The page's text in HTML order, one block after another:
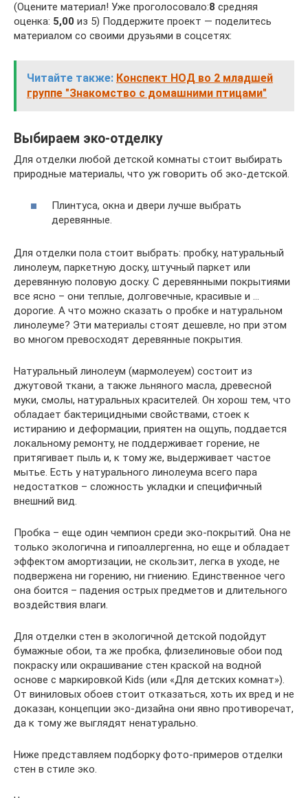
(Оцените материал! Уже проголосовало:8 средняя
оценка: 5,00 из 5) Поддержите проект — поделитесь
материалом со своими друзьями в соцсетях:
Читайте также: Конспект НОД во 2 младшей
группе "Знакомство с домашними птицами"
Выбираем эко-отделку
Для отделки любой детской комнаты стоит выбирать
природные материалы, что уж говорить об эко-детской.
Плинтуса, окна и двери лучше выбрать
деревянные.
Для отделки пола стоит выбрать: пробку, натуральный
линолеум, паркетную доску, штучный паркет или
деревянную половую доску. С деревянными покрытиями
все ясно – они теплые, долговечные, красивые и …
дорогие. А что можно сказать о пробке и натуральном
линолеуме? Эти материалы стоят дешевле, но при этом
во многом превосходят деревянные покрытия.
Натуральный линолеум (мармолеуем) состоит из
джутовой ткани, а также льняного масла, древесной
муки, смолы, натуральных красителей. Он хорош тем, что
обладает бактерицидными свойствами, стоек к
истиранию и деформации, приятен на ощупь, поддается
локальному ремонту, не поддерживает горение, не
притягивает пыль и, к тому же, выдерживает частое
мытье. Есть у натурального линолеума всего пара
недостатков – сложность укладки и специфичный
внешний вид.
Пробка – еще один чемпион среди эко-покрытий. Она не
только экологична и гипоаллергенна, но еще и обладает
эффектом амортизации, не скользит, легка в уходе, не
подвержена ни горению, ни гниению. Единственное чего
она боится – падения острых предметов и длительного
воздействия влаги.
Для отделки стен в экологичной детской подойдут
бумажные обои, та же пробка, флизелиновые обои под
покраску или окрашивание стен краской на водной
основе с маркировкой Kids (или «Для детских комнат»).
От виниловых обоев стоит отказаться, хоть их вред и не
доказан, концепции эко-дизайна они явно противоречат,
да к тому же выглядят ненатурально.
Ниже представляем подборку фото-примеров отделки
стен в стиле эко.